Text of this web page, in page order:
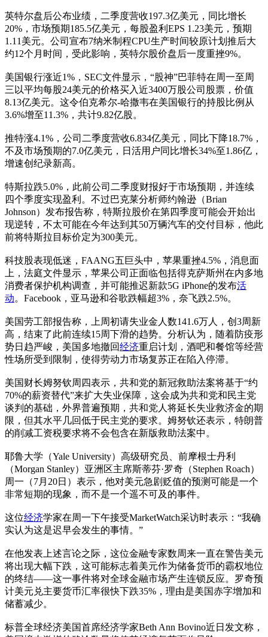
英特尔盘后公布业绩，二季度营收197.3亿美元，同比增长
20%，市场预期185.5亿美元，每股盈利EPS 1.23美元，预期
1.11美元。公司宣布7纳米制程CPU生产时间较原计划推后大
约12个月时间，受此影响，英特尔股价盘后一度重挫9%。
美国银行涨近1%，SEC文件显示，“股神”巴菲特在周一至周
三以平均每股24美元的价格买入近3400万股公司股票，价值
8.13亿美元。这令伯克希尔-哈撒韦在美国银行的持股比例从
3.6%增至11.3%，共计9.82亿股。
推特涨4.1%，公司二季度营收6.834亿美元，同比下降18.7%，
不及市场预期的7.0亿美元，日活用户同比增长34%至1.86亿，
增速创纪录新高。
特斯拉跌5.0%，此前公司二季度财报好于市场预期，并连续
四个季度实现盈利。不过巴克莱分析师约翰逊（Brian
Johnson）发布报告称，特斯拉股价在第四季度可能会开始出
现逆转，不太可能在今年达到其50万辆汽车的交付目标，他此
前将特斯拉目标价定为300美元。
科技股表现低迷，FAANG五巨头中，苹果重挫4.5%，消息面
上，法庭文件显示，苹果公司正面临包括得克萨斯州在内多地
消费者保护机构调查，并可能推迟新款5G iPhone的发布活
动。Facebook，亚马逊和谷歌跌幅超3%，奈飞跌2.5%。
美国劳工部报告称，上周初请失业金人数141.6万人，创3周新
高，结束了此前连续15周下滑的趋势。分析认为，随着防疫形
势日趋严峻，美国多地撤回经济重启计划，酒吧和餐馆等经营
性场所受到限制，使得劳动力市场复苏正在陷入停滞。
美国财长姆努钦周四表示，共和党的新冠救助法案将基于“约
70%的薪资替代”来扩大失业保障，这会成为共和党和民主党
谈判的基础，外界普遍预期，共和党人将延长失业救济金的期
限，但其水平几回低于民主党的要求。姆努钦还表示，特朗普
的削减工资税要求将不会包含在新版救助法案中。
耶鲁大学（Yale University）高级研究员、前摩根士丹利
（Morgan Stanley）亚洲区主席斯蒂芬·罗奇（Stephen Roach）
周一（7月20日）表示，他对美元急剧贬值的预测可能是一个
非常短期的现象，而不是一个遥不可及的事件。
这位经济学家在周一下午接受MarketWatch采访时表示：“我确
实认为这是迟早会发生的事情。”
在他发表上述言论之际，这位金融专家数周来一直在警告美元
将出现大幅下跌，这可能标志着美元作为储备货币的霸权地位
的终结——这一事件将对全球金融市场产生连锁反应。罗奇预
计美元兑主要货币汇率很快下跌35%，理由是美国赤字增加和
储蓄减少。
标普全球经济美国首席经济学家Beth Ann Bovino近日发文称，